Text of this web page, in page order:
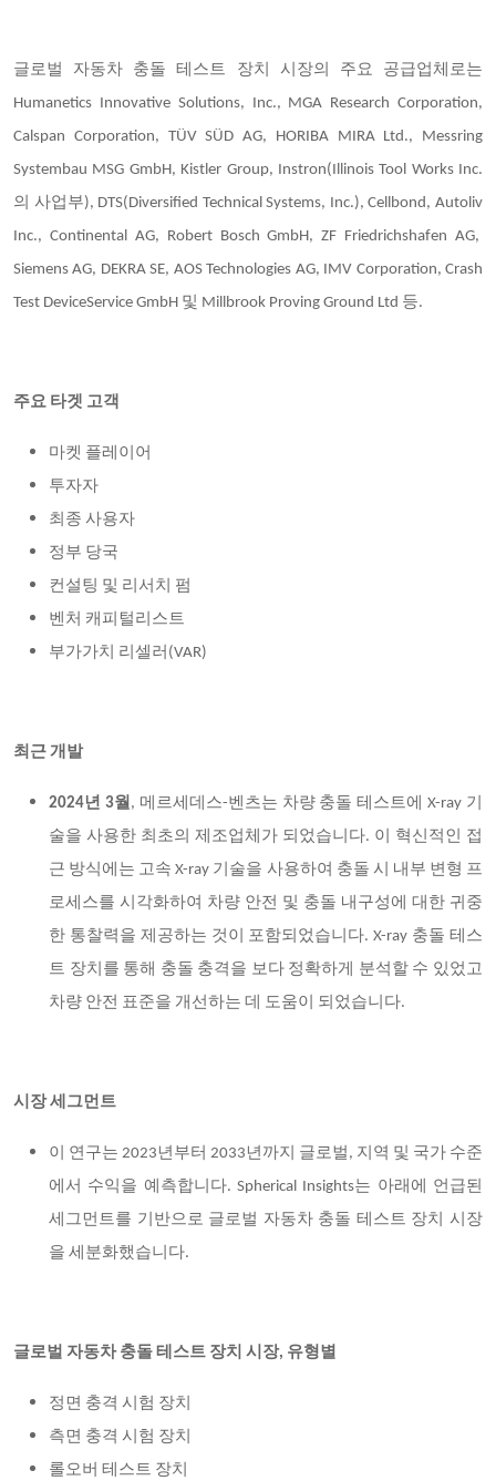
글로벌 자동차 충돌 테스트 장치 시장의 주요 공급업체로는
Humanetics Innovative Solutions, Inc., MGA Research Corporation,
Calspan Corporation, TÜV SÜD AG, HORIBA MIRA Ltd., Messring
Systembau MSG GmbH, Kistler Group, Instron(Illinois Tool Works Inc.
의 사업부), DTS(Diversified Technical Systems, Inc.), Cellbond, Autoliv
Inc., Continental AG, Robert Bosch GmbH, ZF Friedrichshafen AG,
Siemens AG, DEKRA SE, AOS Technologies AG, IMV Corporation, Crash
Test DeviceService GmbH 및 Millbrook Proving Ground Ltd 등.
주요 타겟 고객
마켓 플레이어
투자자
최종 사용자
정부 당국
컨설팅 및 리서치 펌
벤처 캐피털리스트
부가가치 리셀러(VAR)
최근 개발
2024년 3월, 메르세데스-벤츠는 차량 충돌 테스트에 X-ray 기
술을 사용한 최초의 제조업체가 되었습니다. 이 혁신적인 접
근 방식에는 고속 X-ray 기술을 사용하여 충돌 시 내부 변형 프
로세스를 시각화하여 차량 안전 및 충돌 내구성에 대한 귀중
한 통찰력을 제공하는 것이 포함되었습니다. X-ray 충돌 테스
트 장치를 통해 충돌 충격을 보다 정확하게 분석할 수 있었고
차량 안전 표준을 개선하는 데 도움이 되었습니다.
시장 세그먼트
이 연구는 2023년부터 2033년까지 글로벌, 지역 및 국가 수준
에서 수익을 예측합니다. Spherical Insights는 아래에 언급된
세그먼트를 기반으로 글로벌 자동차 충돌 테스트 장치 시장
을 세분화했습니다.
글로벌 자동차 충돌 테스트 장치 시장, 유형별
정면 충격 시험 장치
측면 충격 시험 장치
롤오버 테스트 장치